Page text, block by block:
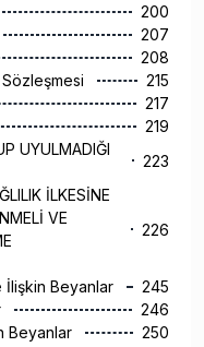
200
207
208
Sözleşmesi
215
217
219
UYULMADIĞI
223
İLKESİNE
VE
226
İlişkin Beyanlar
245
246
Beyanlar
250